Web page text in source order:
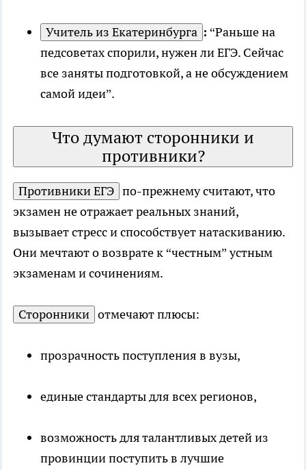
Учитель из Екатеринбурга : “Раньше на
педсоветах спорили, нужен ли ЕГЭ. Сейчас
все заняты подготовкой, а не обсуждением
самой идеи”.
Что думают сторонники и
противники?
Противники ЕГЭ по-прежнему считают, что
экзамен не отражает реальных знаний,
вызывает стресс и способствует натаскиванию.
Они мечтают о возврате к “честным” устным
экзаменам и сочинениям.
Сторонники отмечают плюсы:
прозрачность поступления в вузы,
единые стандарты для всех регионов,
возможность для талантливых детей из
провинции поступить в лучшие